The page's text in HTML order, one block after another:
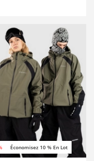
Économisez 10 % En Lot